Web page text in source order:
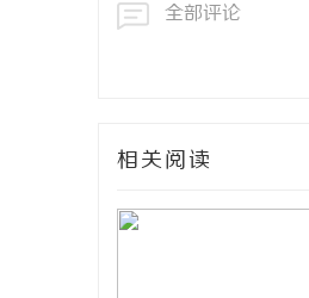
全部评论
相关阅读